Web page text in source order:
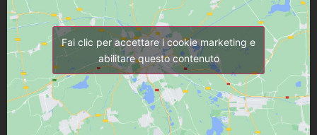
Fai clic per accettare i cookie marketing e
abilitare questo contenuto